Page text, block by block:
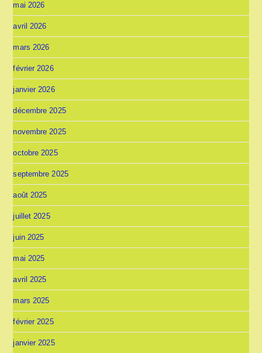
mai 2026
avril 2026
mars 2026
février 2026
janvier 2026
décembre 2025
novembre 2025
octobre 2025
septembre 2025
août 2025
juillet 2025
juin 2025
mai 2025
avril 2025
mars 2025
février 2025
janvier 2025